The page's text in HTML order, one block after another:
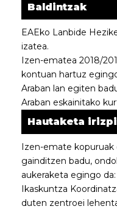
Baldintzak
EAEko Lanbide
izatea.
Izen-ematea 2018/
kontuan hartuz
Araban lan egiten
Araban eskainitako
Hautaketa
Izen-emate kopuruak
gainditzen badu,
aukeraketa egingo da:
Ikaskuntza
duten zentroei